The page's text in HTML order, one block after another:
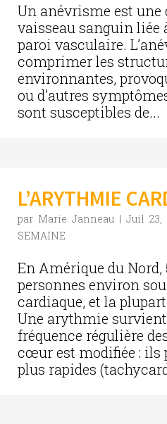
Un anévrisme est une
vaisseau sanguin liée
paroi vasculaire.
comprimer les
environnantes,
ou d’autres
sont susceptibles de...
L’ARYTHMIE
par Marie Janneau |Juil 23,
SEMAINE
En Amérique du
personnes environ
cardiaque, et la
Une arythmie
fréquence régulière
cœur est modifiée : ils
plus rapides